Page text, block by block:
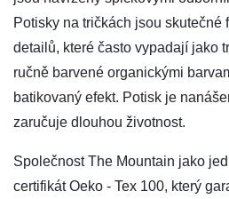
Potisky na tričkách jsou skutečné
detailů, které často vypadají jako
ručně barvené organickými
batikovaný efekt. Potisk je
zaručuje dlouhou životnost.
Společnost The Mountain jako
certifikát Oeko - Tex 100, který